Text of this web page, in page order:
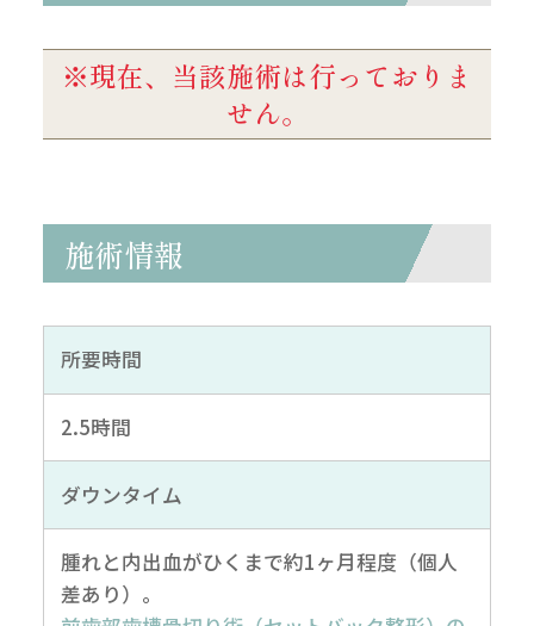
※現在、当該施術は行っておりま
せん。
施術情報
所要時間
2.5時間
ダウンタイム
腫れと内出血がひくまで約1ヶ月程度（個人
差あり）。